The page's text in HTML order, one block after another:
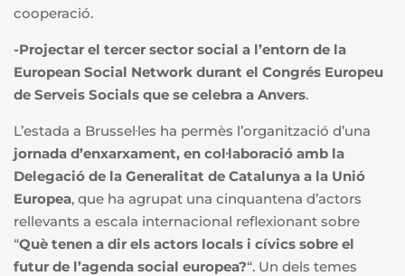
cooperació.
-Projectar el tercer sector social a l’entorn de la
European Social Network durant el Congrés Europeu
de Serveis Socials que se celebra a Anvers.
L’estada a Brussel·les ha permès l’organització d’una
jornada d’enxarxament, en col·laboració amb la
Delegació de la Generalitat de Catalunya a la Unió
Europea, que ha agrupat una cinquantena d’actors
rellevants a escala internacional reflexionant sobre
“Què tenen a dir els actors locals i cívics sobre el
futur de l’agenda social europea?“. Un dels temes